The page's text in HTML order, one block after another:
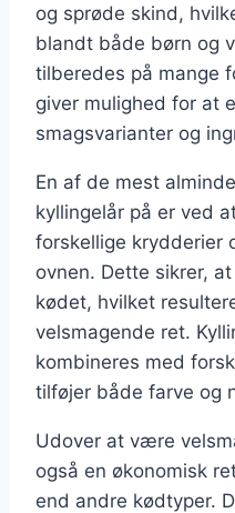
og sprøde skind,
blandt både børn og
tilberedes på mange
giver mulighed for at
smagsvarianter og
En af de mest
kyllingelår på er ved
forskellige krydderier
ovnen. Dette sikrer,
kødet, hvilket
velsmagende ret.
kombineres med
tilføjer både farve og
Udover at være
også en økonomisk
end andre kødtyper.